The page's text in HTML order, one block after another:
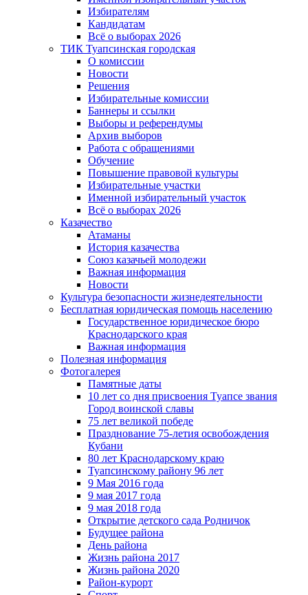
Избирателям
Кандидатам
Всё о выборах 2026
ТИК Туапсинская городская
О комиссии
Новости
Решения
Избирательные комиссии
Баннеры и ссылки
Выборы и референдумы
Архив выборов
Работа с обращениями
Обучение
Повышение правовой культуры
Избирательные участки
Именной избирательный участок
Всё о выборах 2026
Казачество
Атаманы
История казачества
Союз казачьей молодежи
Важная информация
Новости
Культура безопасности жизнедеятельности
Бесплатная юридическая помощь населению
Государственное юридическое бюро
Краснодарского края
Важная информация
Полезная информация
Фотогалерея
Памятные даты
10 лет со дня присвоения Туапсе звания
Город воинской славы
75 лет великой победе
Празднование 75-летия освобождения
Кубани
80 лет Краснодарскому краю
Туапсинскому району 96 лет
9 Мая 2016 года
9 мая 2017 года
9 мая 2018 года
Открытие детского сада Родничок
Будущее района
День района
Жизнь района 2017
Жизнь района 2020
Район-курорт